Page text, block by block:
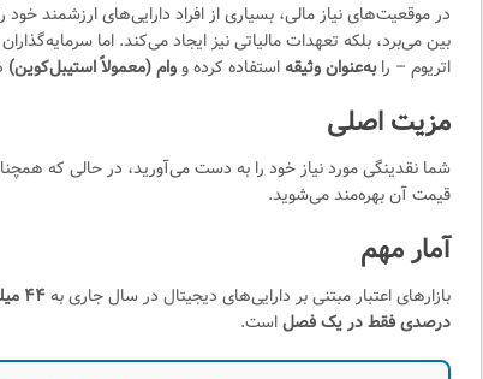
در موقعیت‌های نیاز مالی، بسیاری از افراد دارایی‌های ارزشمند خود
بین می‌برد، بلکه تعهدات مالیاتی نیز ایجاد می‌کند. اما
اتریوم – رابه‌عنوان وثیقهاستفاده کرده ووام (معمولاً استیبل‌کوین)
مزیت اصلی
شما نقدینگی مورد نیاز خود را به دست می‌آورید، در حالی که
قیمت آن بهره‌مند می‌شوید.
آمار مهم
بازارهای اعتبار مبتنی بر دارایی‌های دیجیتال در سال جاری به۴۴ میلیارد دلار
درصدی فقط در یک فصلاست.